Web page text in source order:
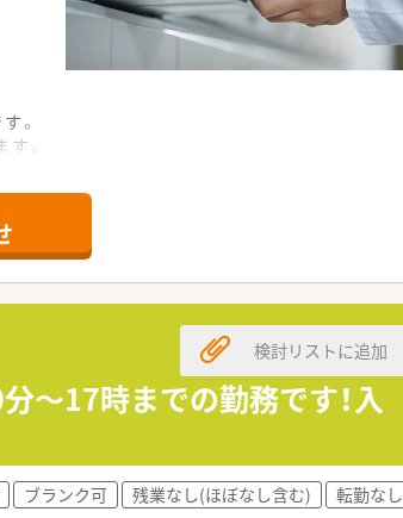
。
。
です。
います。
ています。
ます。
自慢です。
です。
魅力です。
～17時までの勤務です！入
検討リストに追加
ブランク可 残業なし(ほぼなし含む)
転勤なし